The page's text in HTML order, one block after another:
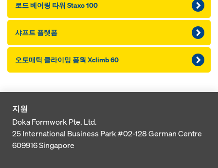
로드 베어링 타워 Staxo 100
샤프트 플랫폼
오토매틱 클라이밍 폼웍 Xclimb 60
지원
Doka Formwork Pte. Ltd.
25 International Business Park#02-128 German Centre
609916Singapore